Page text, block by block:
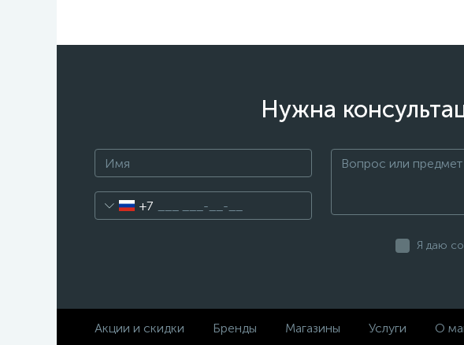
Нужна
+7
Я даю
Акции и скидки Бренды Магазины Услуги О